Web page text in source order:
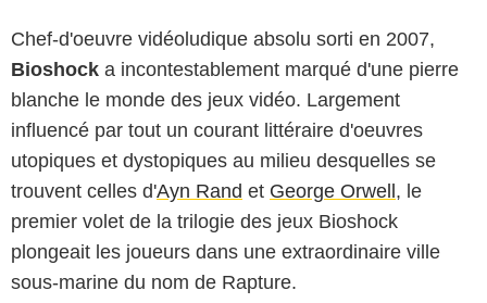
Chef-d'oeuvre vidéoludique absolu sorti en 2007,
Bioshock a incontestablement marqué d'une pierre
blanche le monde des jeux vidéo. Largement
influencé par tout un courant littéraire d'oeuvres
utopiques et dystopiques au milieu desquelles se
trouvent celles d'Ayn Rand et George Orwell , le
premier volet de la trilogie des jeux Bioshock
plongeait les joueurs dans une extraordinaire ville
sous-marine du nom de Rapture.